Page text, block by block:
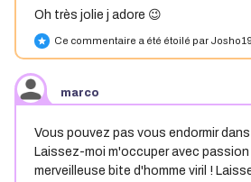
Oh très jolie j adore 😉
star Ce commentaire a été étoilé par
marco
Vous pouvez pas vous endormir
Laissez-moi m'occuper avec
merveilleuse bite d'homme viril !